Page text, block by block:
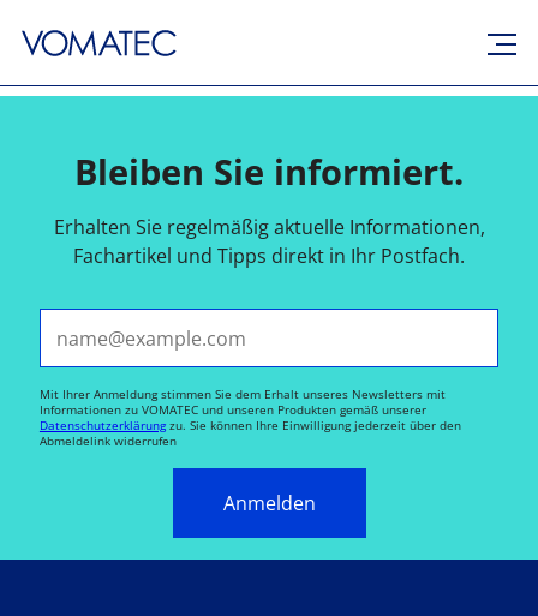
Bleiben Sie informiert.
Erhalten Sie regelmäßig aktuelle Informationen,
Fachartikel und Tipps direkt in Ihr Postfach.
Mit Ihrer Anmeldung stimmen Sie dem Erhalt unseres Newsletters mit
Informationen zu VOMATEC und unseren Produkten gemäß unserer
Datenschutzerklärungzu. Sie können Ihre Einwilligung jederzeit über den
Abmeldelink widerrufen
Anmelden